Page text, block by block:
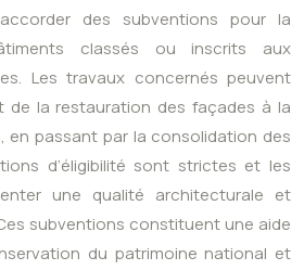
des subventions pour la
classés ou inscrits aux
Les travaux concernés peuvent
de la restauration des façades à la
en passant par la consolidation des
d’éligibilité sont strictes et les
une qualité architecturale et
subventions constituent une aide
du patrimoine national et